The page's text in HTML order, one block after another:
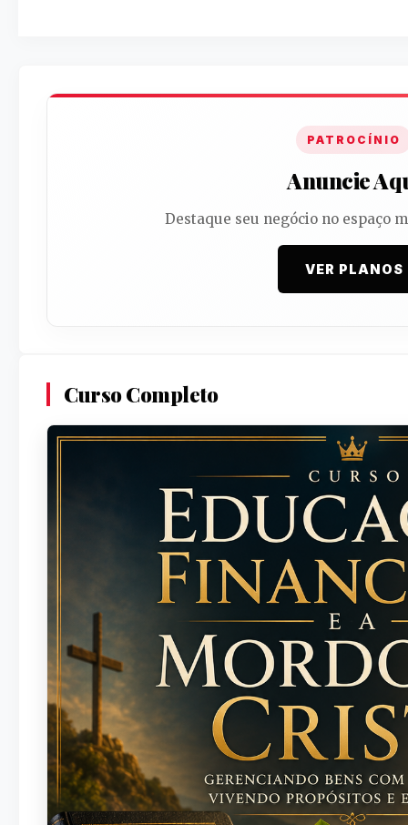
PATROCÍNIO
Anuncie
Destaque seu negócio no espaço
VER PLANOS
Curso Completo